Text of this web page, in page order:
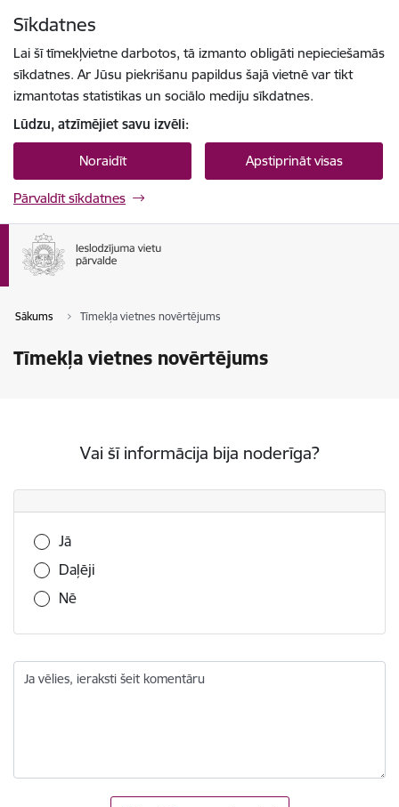
Sīkdatnes
Lai šī tīmekļvietne darbotos, tā izmanto obligāti nepieciešamās
sīkdatnes. Ar Jūsu piekrišanu papildus šajā vietnē var tikt
izmantotas statistikas un sociālo mediju sīkdatnes.
Lūdzu, atzīmējiet savu izvēli:
Noraidīt Apstiprināt visas
Pārvaldīt sīkdatnes
Sākums Tīmekļa vietnes novērtējums
Tīmekļa vietnes novērtējums
Vai šī informācija bija noderīga?
Vai šī informācija bija noderīga?
Jā
Daļēji
Nē
Ja vēlies, ieraksti šeit komentāru